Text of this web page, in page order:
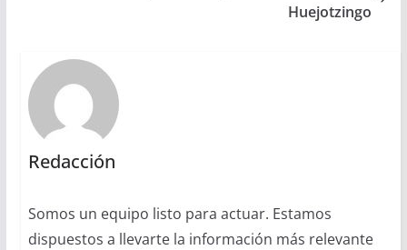
Huejotzingo
Redacción
Somos un equipo listo para actuar. Estamos
dispuestos a llevarte la información más relevante